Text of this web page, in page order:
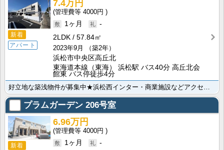
新着
アパート
7.4万円
4000円
1ヶ月
-
2LDK
57.84㎡
2023年9月
（築2年）
浜松市中央区高丘北
東海道本線（東海） 浜松駅 バス40分 高丘北会
館東 バス停徒歩4分
プラムガーデン 206号室
新着
6.96万円
4000円
1ヶ月
-